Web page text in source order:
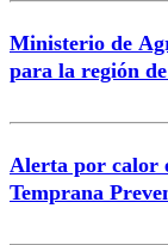
Ministerio de
para la región
Alerta por calor
Temprana